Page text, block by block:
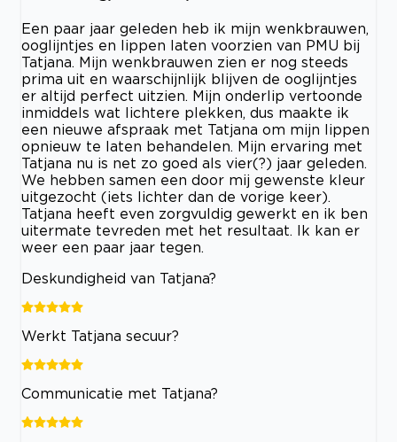
Een paar jaar geleden heb ik mijn wenkbrauwen,
ooglijntjes en lippen laten voorzien van PMU bij
Tatjana. Mijn wenkbrauwen zien er nog steeds
prima uit en waarschijnlijk blijven de ooglijntjes
er altijd perfect uitzien. Mijn onderlip vertoonde
inmiddels wat lichtere plekken, dus maakte ik
een nieuwe afspraak met Tatjana om mijn lippen
opnieuw te laten behandelen. Mijn ervaring met
Tatjana nu is net zo goed als vier(?) jaar geleden.
We hebben samen een door mij gewenste kleur
uitgezocht (iets lichter dan de vorige keer).
Tatjana heeft even zorgvuldig gewerkt en ik ben
uitermate tevreden met het resultaat. Ik kan er
weer een paar jaar tegen.
Deskundigheid van Tatjana?
Werkt Tatjana secuur?
Communicatie met Tatjana?